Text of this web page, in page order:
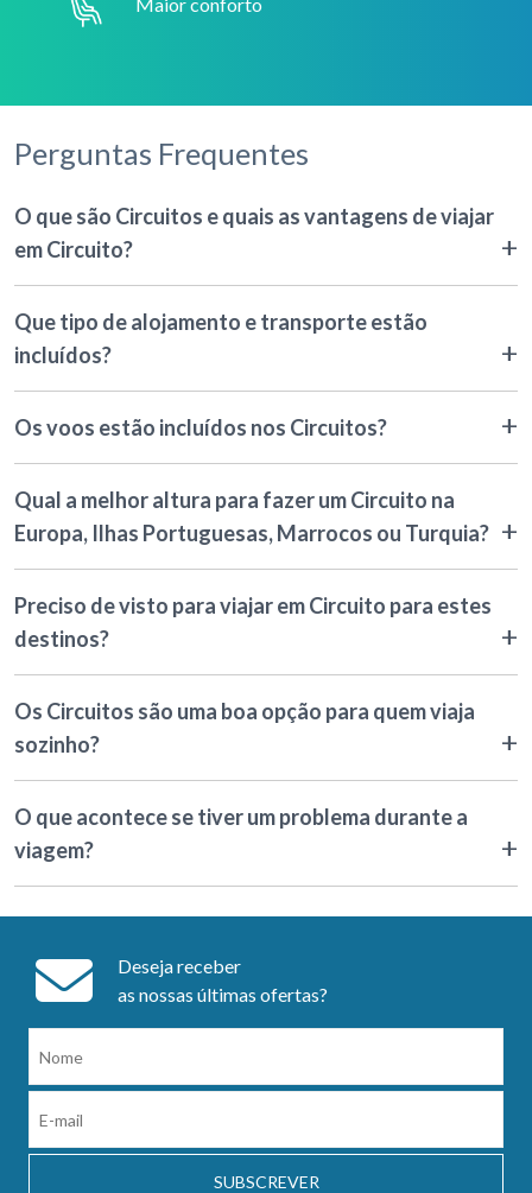
Perguntas Frequentes
O que são Circuitos e quais as vantagens de viajar
em Circuito?
Que tipo de alojamento e transporte estão
incluídos?
Os voos estão incluídos nos Circuitos?
Qual a melhor altura para fazer um Circuito na
Europa, Ilhas Portuguesas, Marrocos ou Turquia?
Preciso de visto para viajar em Circuito para estes
destinos?
Os Circuitos são uma boa opção para quem viaja
sozinho?
O que acontece se tiver um problema durante a
viagem?
Deseja receber
as nossas últimas ofertas?
SUBSCREVER